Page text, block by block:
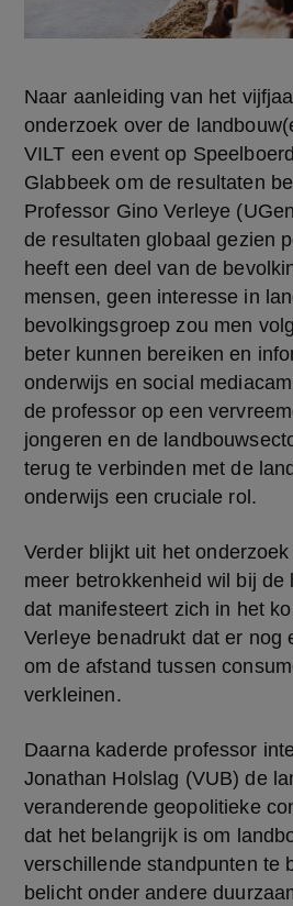
Naar aanleiding van het
onderzoek over de
VILT een event op
Glabbeek om de resultaten
Professor Gino Verleye
de resultaten globaal gezien
heeft een deel van de
mensen, geen interesse in
bevolkingsgroep zou men
beter kunnen bereiken en
onderwijs en social
de professor op een
jongeren en de
terug te verbinden met de
onderwijs een cruciale rol.
Verder blijkt uit het
meer betrokkenheid wil bij de
dat manifesteert zich in het
Verleye benadrukt dat er nog
om de afstand tussen
verkleinen.
Daarna kaderde professor
Jonathan Holslag (VUB) de
veranderende geopolitieke
dat het belangrijk is om
verschillende standpunten te
belicht onder andere